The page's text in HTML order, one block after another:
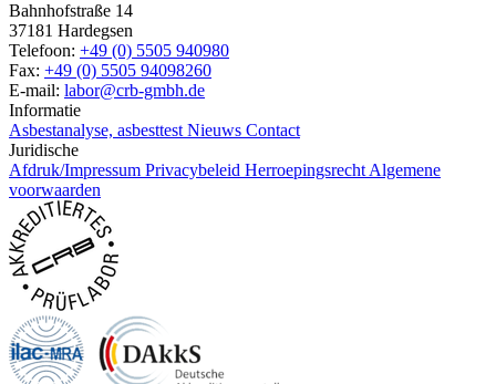
Bahnhofstraße 14
37181 Hardegsen
Telefoon: +49 (0) 5505 940980
Fax: +49 (0) 5505 94098260
E-mail: labor@crb-gmbh.de
Informatie
Asbestanalyse, asbesttest Nieuws Contact
Juridische
Afdruk/Impressum Privacybeleid Herroepingsrecht Algemene
voorwaarden